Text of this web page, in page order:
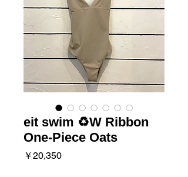
eit swim ♻W Ribbon
One-Piece Oats
￥20,350価